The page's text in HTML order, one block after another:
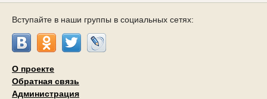
Вступайте в наши группы в социальных сетях:
О проекте
Обратная связь
Администрация